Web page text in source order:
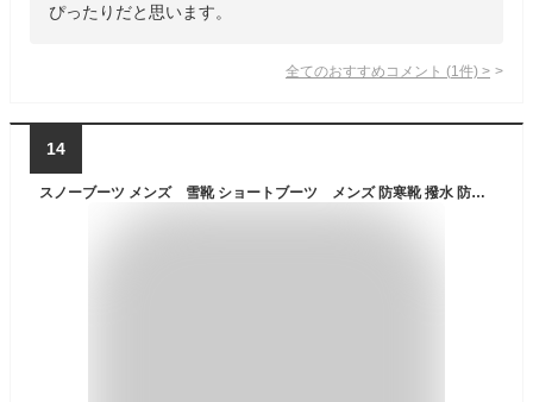
ぴったりだと思います。
全てのおすすめコメント (1 件) >
14
スノーブーツ メンズ 雪靴 ショートブーツ メンズ 防寒靴 撥水 防滑 保温 ウィンターブーツ おしゃれ 冬用 軽量 滑らない 履きやすい 歩きやすい 防寒 スニーカー 裏起毛 運動靴 ワークブーツ 大きいサイズ 人気 ブラック 24.5-28cm